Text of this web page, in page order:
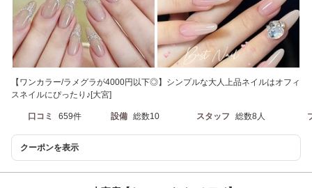
【ワンカラー/ラメグラが4000円以下◎】シンプルな大人上品ネイルはオフィ
スネイルにぴったり♪[大宮]
口コミ 659件 設備 総数10 スタッフ 総数8人
クーポンを表示